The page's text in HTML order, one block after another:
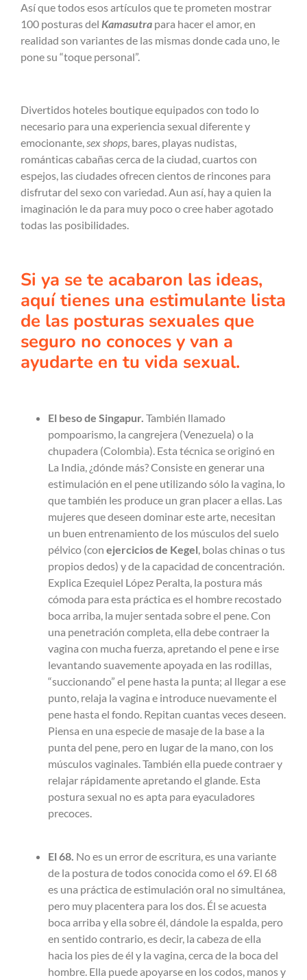
Así que todos esos artículos que te prometen mostrar
100 posturas del Kamasutra para hacer el amor, en
realidad son variantes de las mismas donde cada uno, le
pone su “toque personal”.
Divertidos hoteles boutique equipados con todo lo
necesario para una experiencia sexual diferente y
emocionante,sex shops, bares, playas nudistas,
románticas cabañas cerca de la ciudad, cuartos con
espejos, las ciudades ofrecen cientos de rincones para
disfrutar del sexo con variedad. Aun así, hay a quien la
imaginación le da para muy poco o cree haber agotado
todas las posibilidades.
Si ya se te acabaron las ideas,
aquí tienes una estimulante lista
de las posturas sexuales que
seguro no conoces y van a
ayudarte en tu vida sexual.
El beso de Singapur. También llamado
pompoarismo, la cangrejera (Venezuela) o la
chupadera (Colombia). Esta técnica se originó en
La India, ¿dónde más? Consiste en generar una
estimulación en el pene utilizando sólo la vagina, lo
que también les produce un gran placer a ellas. Las
mujeres que deseen dominar este arte, necesitan
un buen entrenamiento de los músculos del suelo
pélvico (con ejercicios de Kegel, bolas chinas o tus
propios dedos) y de la capacidad de concentración.
Explica Ezequiel López Peralta, la postura más
cómoda para esta práctica es el hombre recostado
boca arriba, la mujer sentada sobre el pene. Con
una penetración completa, ella debe contraer la
vagina con mucha fuerza, apretando el pene e irse
levantando suavemente apoyada en las rodillas,
“succionando” el pene hasta la punta; al llegar a ese
punto, relaja la vagina e introduce nuevamente el
pene hasta el fondo. Repitan cuantas veces deseen.
Piensa en una especie de masaje de la base a la
punta del pene, pero en lugar de la mano, con los
músculos vaginales. También ella puede contraer y
relajar rápidamente apretando el glande. Esta
postura sexual no es apta para eyaculadores
precoces.
El 68. No es un error de escritura, es una variante
de la postura de todos conocida como el 69. El 68
es una práctica de estimulación oral no simultánea,
pero muy placentera para los dos. Él se acuesta
boca arriba y ella sobre él, dándole la espalda, pero
en sentido contrario, es decir, la cabeza de ella
hacia los pies de él y la vagina, cerca de la boca del
hombre. Ella puede apoyarse en los codos, manos y